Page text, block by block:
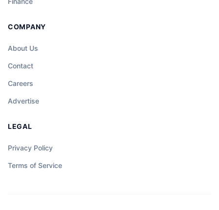
COMPANY
About Us
Contact
Careers
Advertise
LEGAL
Privacy Policy
Terms of Service